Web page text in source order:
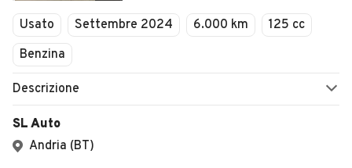
Usato Settembre 2024 6.000 km
125 cc
Benzina
Descrizione
SL Auto
Andria (BT)